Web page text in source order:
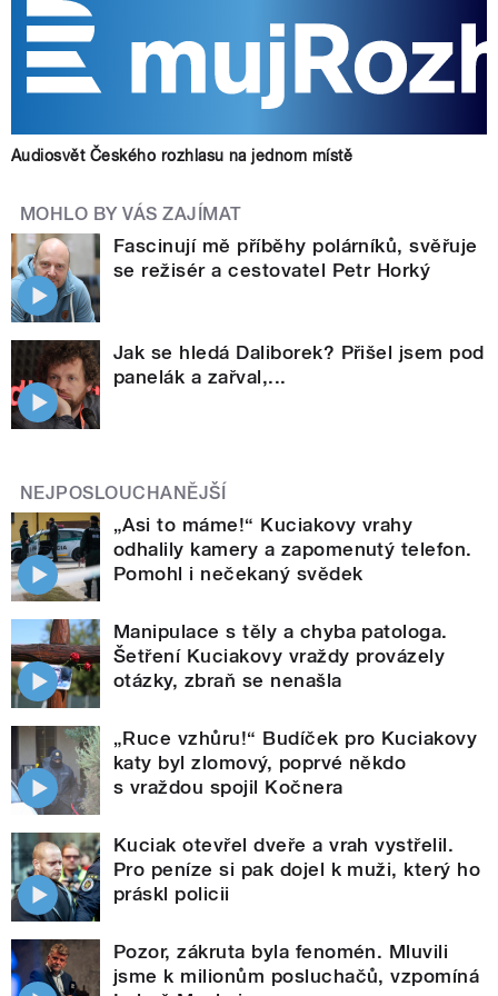
Audiosvět Českého rozhlasu na jednom místě
MOHLO BY VÁS ZAJÍMAT
Fascinují mě příběhy polárníků, svěřuje
se režisér a cestovatel Petr Horký
Jak se hledá Daliborek? Přišel jsem pod
panelák a zařval,...
NEJPOSLOUCHANĚJŠÍ
„Asi to máme!“ Kuciakovy vrahy
odhalily kamery a zapomenutý telefon.
Pomohl i nečekaný svědek
Manipulace s těly a chyba patologa.
Šetření Kuciakovy vraždy provázely
otázky, zbraň se nenašla
„Ruce vzhůru!“ Budíček pro Kuciakovy
katy byl zlomový, poprvé někdo
s vraždou spojil Kočnera
Kuciak otevřel dveře a vrah vystřelil.
Pro peníze si pak dojel k muži, který ho
práskl policii
Pozor, zákruta byla fenomén. Mluvili
jsme k milionům posluchačů, vzpomíná